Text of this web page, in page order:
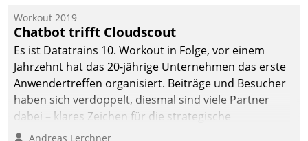
Quartier. Dazwischen
zeigte Datatrain, was es
Neues zu bieten hat.
Workout 2019
Chatbot trifft Cloudscout
Es ist Datatrains 10. Workout in Folge, vor einem
Jahrzehnt hat das 20-jährige Unternehmen das erste
Anwendertreffen organisiert. Beiträge und Besucher
haben sich verdoppelt, diesmal sind viele Partner
dabei – klares Zeichen für die strategische
Fokussierung auf den Kunden.
Andreas Lerchner